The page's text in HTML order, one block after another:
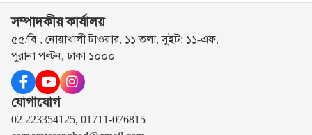
সম্পাদকীয় কার্যালয়
৫৫/বি , নোয়াখালী টাওয়ার, ১১ তলা, সুইট: ১১-এফ,
পুরানা পল্টন, ঢাকা ১০০০।
যোগাযোগ
02 223354125, 01711-076815